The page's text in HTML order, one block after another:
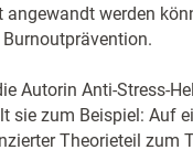
werden
Autorin Anti-Stress-
sie zum Beispiel: Auf
Theorieteil zum